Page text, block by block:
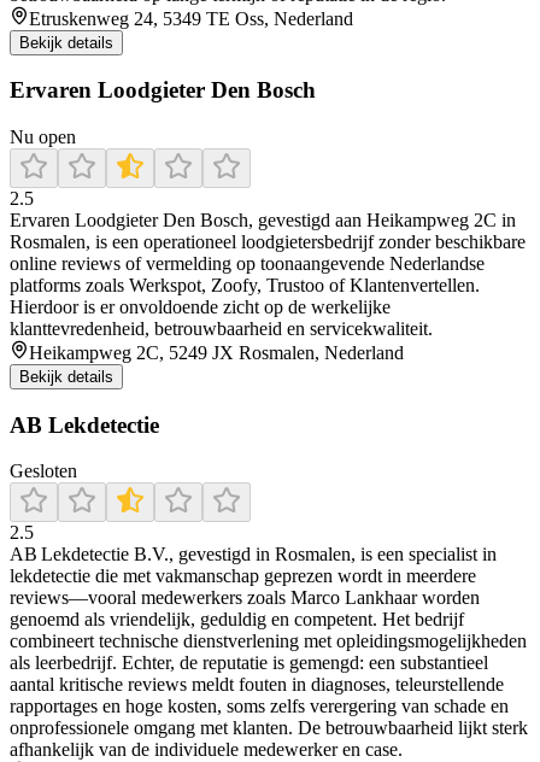
Etruskenweg 24, 5349 TE Oss, Nederland
Bekijk details
Ervaren Loodgieter Den Bosch
Nu open
2.5
Ervaren Loodgieter Den Bosch, gevestigd aan Heikampweg 2C in
Rosmalen, is een operationeel loodgietersbedrijf zonder beschikbare
online reviews of vermelding op toonaangevende Nederlandse
platforms zoals Werkspot, Zoofy, Trustoo of Klantenvertellen.
Hierdoor is er onvoldoende zicht op de werkelijke
klanttevredenheid, betrouwbaarheid en servicekwaliteit.
Heikampweg 2C, 5249 JX Rosmalen, Nederland
Bekijk details
AB Lekdetectie
Gesloten
2.5
AB Lekdetectie B.V., gevestigd in Rosmalen, is een specialist in
lekdetectie die met vakmanschap geprezen wordt in meerdere
reviews—vooral medewerkers zoals Marco Lankhaar worden
genoemd als vriendelijk, geduldig en competent. Het bedrijf
combineert technische dienstverlening met opleidingsmogelijkheden
als leerbedrijf. Echter, de reputatie is gemengd: een substantieel
aantal kritische reviews meldt fouten in diagnoses, teleurstellende
rapportages en hoge kosten, soms zelfs verergering van schade en
onprofessionele omgang met klanten. De betrouwbaarheid lijkt sterk
afhankelijk van de individuele medewerker en case.